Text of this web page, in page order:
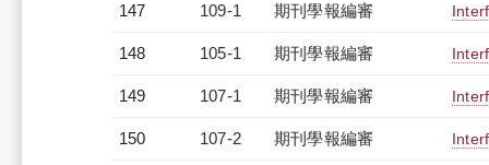
147 109-1 期刊學報編審
148 105-1 期刊學報編審
149 107-1 期刊學報編審
150 107-2 期刊學報編審